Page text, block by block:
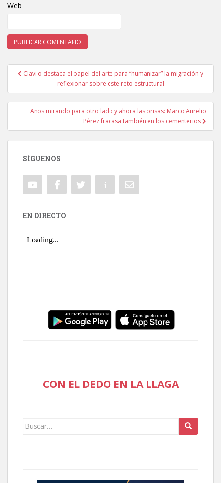
Web
Navegación de entradas
Clavijo destaca el papel del arte para “humanizar” la migración y
reflexionar sobre este reto estructural
Años mirando para otro lado y ahora las prisas: Marco Aurelio
Pérez fracasa también en los cementerios
SÍGUENOS
EN DIRECTO
CON EL DEDO EN LA LLAGA
Buscar: